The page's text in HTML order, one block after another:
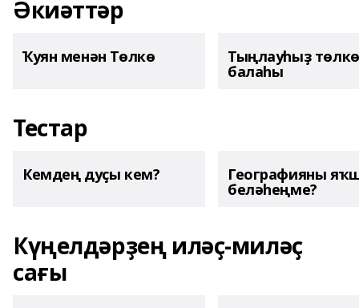
Әкиәттәр
Ҡуян менән Төлкө Тыңлауһыҙ төлкө
балаһы
Тестар
Кемдең дуҫы кем? Географияны
беләһеңме?
Күңелдәрҙең иләҫ-миләҫ
сағы